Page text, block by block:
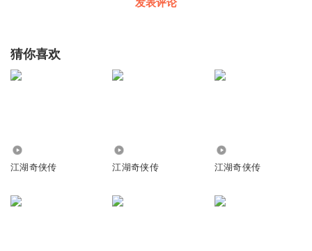
发表评论
猜你喜欢
江湖奇侠传 江湖奇侠传 江湖奇侠传